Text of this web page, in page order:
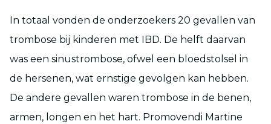
In totaal vonden de onderzoekers 20 gevallen van
trombose bij kinderen met IBD. De helft daarvan
was een sinustrombose, ofwel een bloedstolsel in
de hersenen, wat ernstige gevolgen kan hebben.
De andere gevallen waren trombose in de benen,
armen, longen en het hart. Promovendi Martine